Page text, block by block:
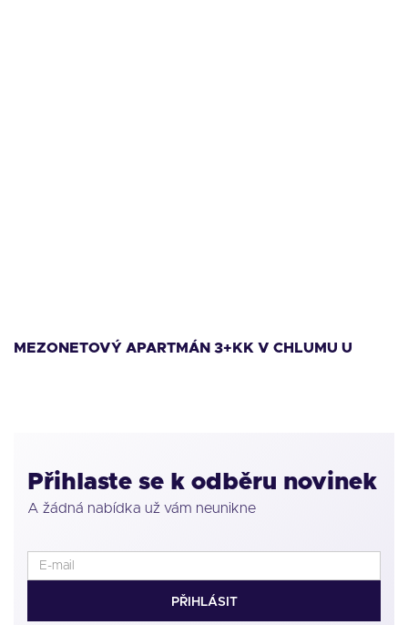
MEZONETOVÝ APARTMÁN 3+KK V CHLUMU U
Přihlaste se k odběru novinek
A žádná nabídka už vám neunikne